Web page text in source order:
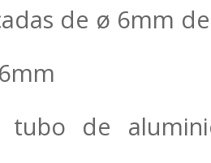
de ø 6mm
tubo de